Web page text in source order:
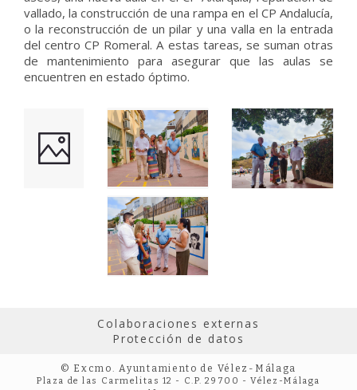
vallado, la construcción de una rampa en el CP Andalucía,
o la reconstrucción de un pilar y una valla en la entrada
del centro CP Romeral. A estas tareas, se suman otras
de mantenimiento para asegurar que las aulas se
encuentren en estado óptimo.
Colaboraciones externas
Protección de datos
© Excmo. Ayuntamiento de Vélez-Málaga
Plaza de las Carmelitas 12 - C.P. 29700 - Vélez-Málaga